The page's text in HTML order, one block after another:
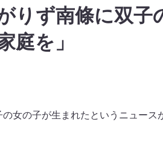
りず南條に双
庭を」
女の子が生まれたというニュース